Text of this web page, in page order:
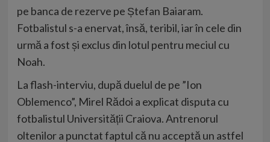
pe banca de rezerve pe Ștefan Baiaram.
Fotbalistul s-a enervat, însă, teribil, iar în cele din
urmă a fost și exclus din lotul pentru meciul cu
Noah.
La flash-interviu, după duelul de pe ”Ion
Oblemenco”, Mirel Rădoi a explicat disputa cu
fotbalistul Universității Craiova. Antrenorul
oltenilor a punctat faptul că nu acceptă un astfel